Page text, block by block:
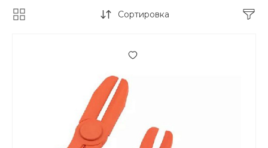
Сортировка